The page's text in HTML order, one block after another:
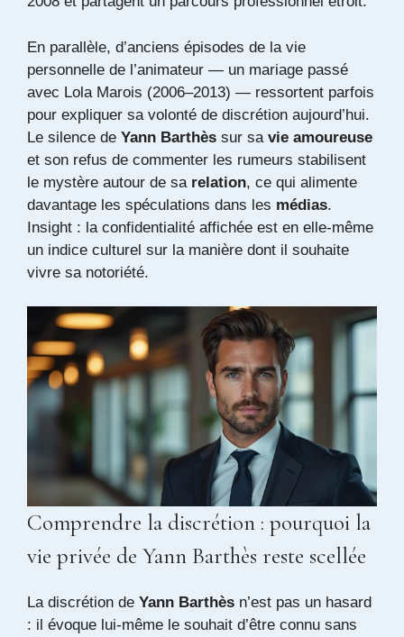
En parallèle, d’anciens épisodes de la vie
personnelle de l’animateur — un mariage passé
avec Lola Marois (2006–2013) — ressortent parfois
pour expliquer sa volonté de discrétion aujourd’hui.
Le silence de Yann Barthès sur sa vie amoureuse
et son refus de commenter les rumeurs stabilisent
le mystère autour de sa relation, ce qui alimente
davantage les spéculations dans les médias.
Insight : la confidentialité affichée est en elle-même
un indice culturel sur la manière dont il souhaite
vivre sa notoriété.
Comprendre la discrétion : pourquoi la
vie privée de Yann Barthès reste scellée
La discrétion de Yann Barthès n’est pas un hasard
: il évoque lui-même le souhait d’être connu sans